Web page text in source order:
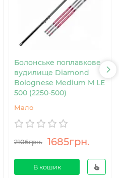
Болонське поплавкове
вудилище Diamond
Bolognese Medium M LE
500 (2250-500)
Мало
2106грн. 1685грн.
В кошик